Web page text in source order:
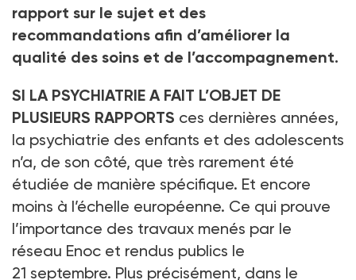
rapport sur le sujet et des
recommandations afin d’améliorer la
qualité des soins et de l’accompagnement.
SI LA PSYCHIATRIE A FAIT L’OBJET DE
PLUSIEURS RAPPORTS ces dernières années,
la psychiatrie des enfants et des adolescents
n’a, de son côté, que très rarement été
étudiée de manière spécifique. Et encore
moins à l’échelle européenne. Ce qui prouve
l’importance des travaux menés par le
réseau Enoc et rendus publics le
21 septembre. Plus précisément, dans le